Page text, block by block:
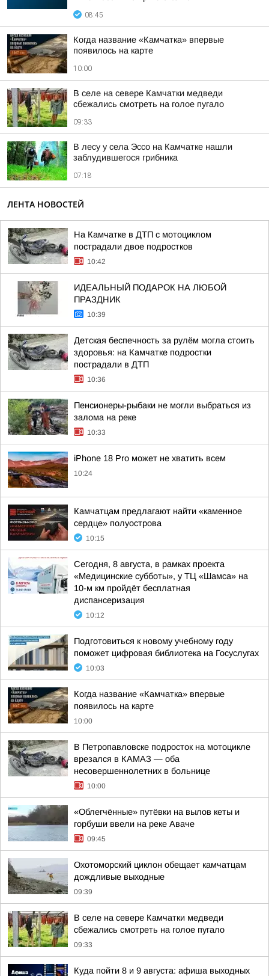
08:45
Когда название «Камчатка» впервые
появилось на карте
10:00
В селе на севере Камчатки медведи
сбежались смотреть на голое пугало
09:33
В лесу у села Эссо на Камчатке нашли
заблудившегося грибника
07:18
ЛЕНТА НОВОСТЕЙ
На Камчатке в ДТП с мотоциклом
пострадали двое подростков
10:42
ИДЕАЛЬНЫЙ ПОДАРОК НА ЛЮБОЙ
ПРАЗДНИК
10:39
Детская беспечность за рулём могла стоить
здоровья: на Камчатке подростки
пострадали в ДТП
10:36
Пенсионеры-рыбаки не могли выбраться из
залома на реке
10:33
iPhone 18 Pro может не хватить всем
10:24
Камчатцам предлагают найти «каменное
сердце» полуострова
10:15
Сегодня, 8 августа, в рамках проекта
«Медицинские субботы», у ТЦ «Шамса» на
10-м км пройдёт бесплатная
диспансеризация
10:12
Подготовиться к новому учебному году
поможет цифровая библиотека на Госуслугах
10:03
Когда название «Камчатка» впервые
появилось на карте
10:00
В Петропавловске подросток на мотоцикле
врезался в КАМАЗ — оба
несовершеннолетних в больнице
10:00
«Облегчённые» путёвки на вылов кеты и
горбуши ввели на реке Аваче
09:45
Охотоморский циклон обещает камчатцам
дождливые выходные
09:39
В селе на севере Камчатки медведи
сбежались смотреть на голое пугало
09:33
Куда пойти 8 и 9 августа: афиша выходных